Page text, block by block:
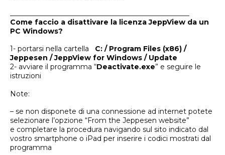
Come faccio a disattivare la licenza JeppView da un
PC Windows?
1- portarsi nella cartella C: / Program Files (x86) /
Jeppesen / JeppView for Windows / Update
2- avviare il programma “Deactivate.exe” e seguire le
istruzioni
Note:
– se non disponete di una connessione ad internet potete
selezionare l’opzione “From the Jeppesen website”
e completare la procedura navigando sul sito indicato dal
vostro smartphone o iPad per inserire i codici mostrati dal
programma